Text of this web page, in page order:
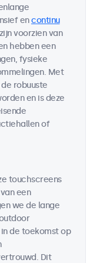
encontinu
voorzien van
hebben een
fysieke
Met
robuuste
en is deze
of
touchscreens
een
we de lange
de toekomst op
Dit